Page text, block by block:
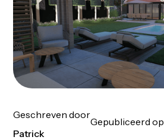
Geschreven door
Patrick
Gepubliceerd op